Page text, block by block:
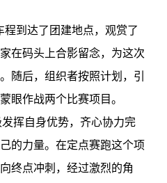
到达了团建地点，观赏了
在码头上合影留念，为这次
随后，组织者按照计划，引
眼作战两个比赛项目。
自身优势，齐心协力完
的力量。在定点赛跑这个项
终点冲刺，经过激烈的角